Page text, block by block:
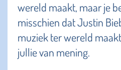
wereld maakt, maar je
misschien dat Justin
muziek ter wereld
jullie van mening.